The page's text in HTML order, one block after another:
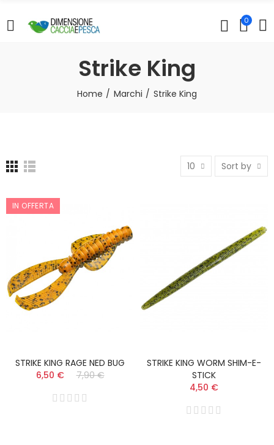
0
Strike King
Home Marchi Strike King
10 Sort by
IN OFFERTA
STRIKE KING RAGE NED BUG
6,50 €
7,90 €
STRIKE KING WORM SHIM-E-
STICK
4,50 €